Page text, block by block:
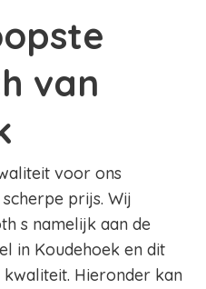
van
voor ons
prijs. Wij
s namelijk aan de
in Koudehoek en dit
Hieronder kan